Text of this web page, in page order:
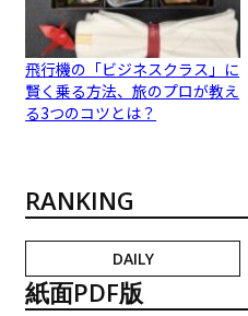
飛行機の「ビジネスクラス」に
賢く乗る方法、旅のプロが教え
る3つのコツとは？
RANKING
DAILY
紙面PDF版